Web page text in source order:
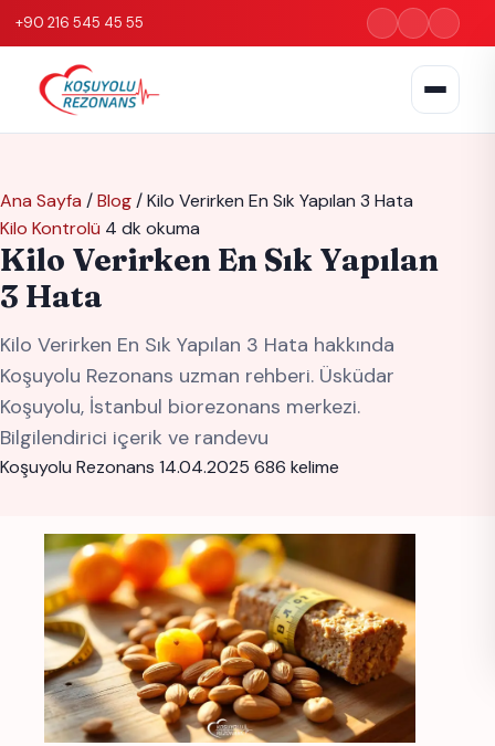
+90 216 545 45 55
Ana Sayfa /Blog/Kilo Verirken En Sık Yapılan 3 Hata
Kilo Kontrolü 4 dk okuma
Kilo Verirken En Sık Yapılan
3 Hata
Kilo Verirken En Sık Yapılan 3 Hata hakkında
Koşuyolu Rezonans uzman rehberi. Üsküdar
Koşuyolu, İstanbul biorezonans merkezi.
Bilgilendirici içerik ve randevu
Koşuyolu Rezonans 14.04.2025 686 kelime